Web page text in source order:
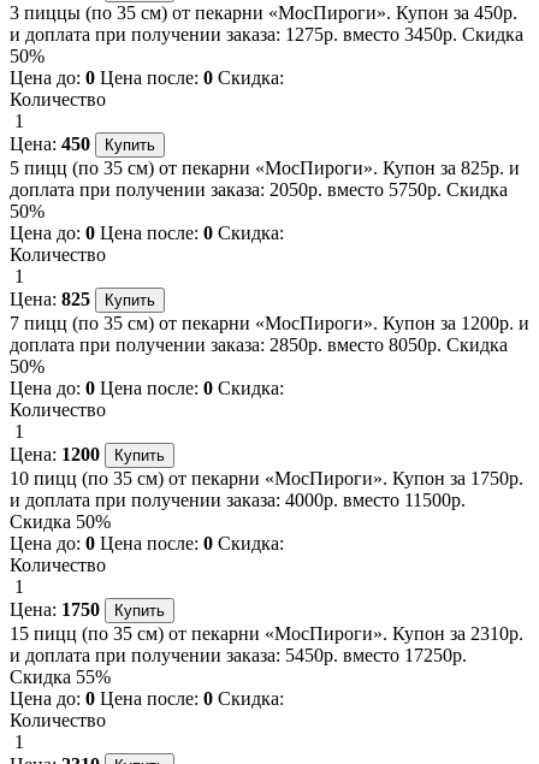
3 пиццы (по 35 см) от пекарни «МосПироги». Купон за 450р.
и доплата при получении заказа: 1275р. вместо 3450р. Скидка
50%
Цена до: 0 Цена после: 0 Скидка:
Количество
1
Цена: 450
5 пицц (по 35 см) от пекарни «МосПироги». Купон за 825р. и
доплата при получении заказа: 2050р. вместо 5750р. Скидка
50%
Цена до: 0 Цена после: 0 Скидка:
Количество
1
Цена: 825
7 пицц (по 35 см) от пекарни «МосПироги». Купон за 1200р. и
доплата при получении заказа: 2850р. вместо 8050р. Скидка
50%
Цена до: 0 Цена после: 0 Скидка:
Количество
1
Цена: 1200
10 пицц (по 35 см) от пекарни «МосПироги». Купон за 1750р.
и доплата при получении заказа: 4000р. вместо 11500р.
Скидка 50%
Цена до: 0 Цена после: 0 Скидка:
Количество
1
Цена: 1750
15 пицц (по 35 см) от пекарни «МосПироги». Купон за 2310р.
и доплата при получении заказа: 5450р. вместо 17250р.
Скидка 55%
Цена до: 0 Цена после: 0 Скидка:
Количество
1